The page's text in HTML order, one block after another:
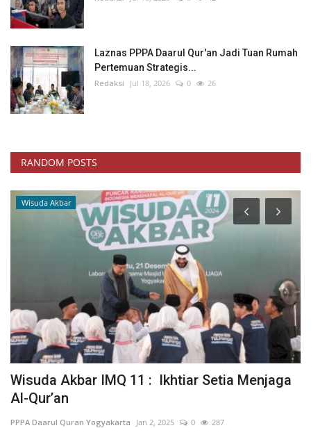
Laznas PPPA Daarul Qur'an Jadi Tuan Rumah
Pertemuan Strategis...
Redaksi Jul 18, 2026 0 26
RANDOM POSTS
Wisuda Akbar
Wisuda Akbar IMQ 11 : Ikhtiar Setia Menjaga
Al-Qur’an
PPPA Daarul Quran Yogyakarta Jan 2, 2025 0 287